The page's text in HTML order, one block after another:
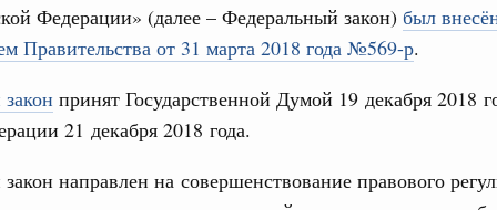
Федерации» (далее – Федеральный закон) был
Правительства от 31 марта 2018 года №569-р.
принят Государственной Думой 19 декабря 2018
21 декабря 2018 года.
направлен на совершенствование правового
№307-ФЗ. Проект федерального закона был внесён в
и предоставления межбюджетных трансфертов.
предоставления субвенций бюджетам субъектов
числе в форме единой субвенции.
17